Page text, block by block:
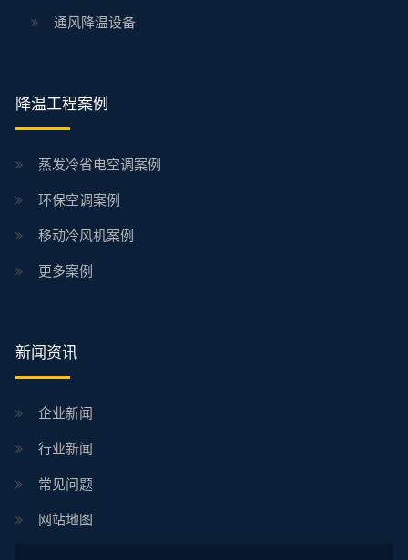
通风降温设备
降温工程案例
蒸发冷省电空调案例
环保空调案例
移动冷风机案例
更多案例
新闻资讯
企业新闻
行业新闻
常见问题
网站地图